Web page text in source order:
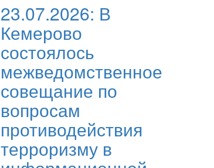
23.07.2026: В
Кемерово
состоялось
межведомственное
совещание по
вопросам
противодействия
терроризму в